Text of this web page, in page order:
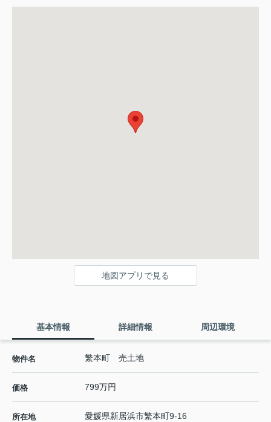
地図アプリで見る
基本情報 詳細情報 周辺環境
物件名 繁本町 売土地
価格 799万円
所在地 愛媛県新居浜市繁本町9-16